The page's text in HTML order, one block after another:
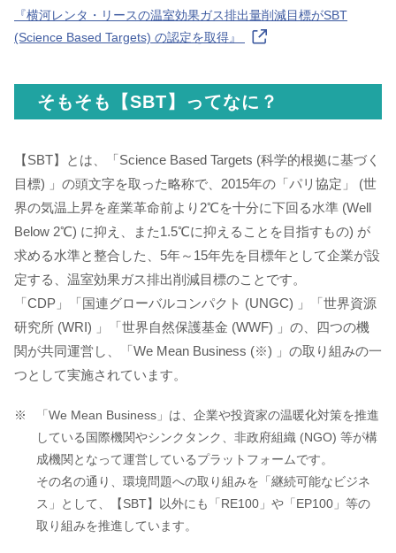
『横河レンタ・リースの温室効果ガス排出量削減目標がSBT
(Science Based Targets) の認定を取得』
そもそも【SBT】ってなに？
【SBT】とは、「Science Based Targets (科学的根拠に基づく
目標) 」の頭文字を取った略称で、2015年の「パリ協定」 (世
界の気温上昇を産業革命前より2℃を十分に下回る水準 (Well
Below 2℃) に抑え、また1.5℃に抑えることを目指すもの) が
求める水準と整合した、5年～15年先を目標年として企業が設
定する、温室効果ガス排出削減目標のことです。
「CDP」「国連グローバルコンパクト (UNGC) 」「世界資源
研究所 (WRI) 」「世界自然保護基金 (WWF) 」の、四つの機
関が共同運営し、「We Mean Business (※) 」の取り組みの一
つとして実施されています。
「We Mean Business」は、企業や投資家の温暖化対策を推進
している国際機関やシンクタンク、非政府組織 (NGO) 等が構
成機関となって運営しているプラットフォームです。
その名の通り、環境問題への取り組みを「継続可能なビジネ
ス」として、【SBT】以外にも「RE100」や「EP100」等の
取り組みを推進しています。